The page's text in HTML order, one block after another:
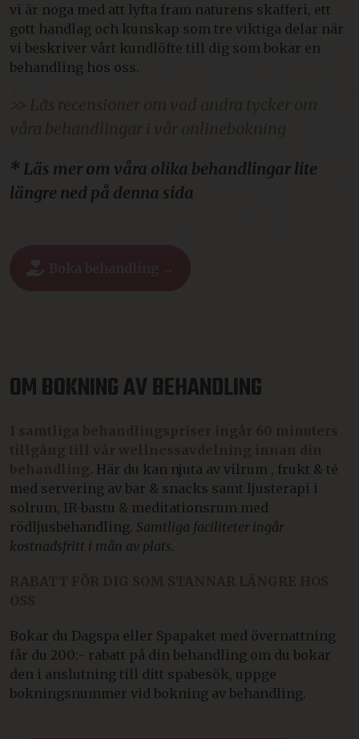
vi är noga med att lyfta fram naturens skafferi, ett
gott handlag och kunskap som tre viktiga delar när
vi beskriver vårt kundlöfte till dig som bokar en
behandling hos oss.
>> Läs recensioner om vad andra tycker om
våra behandlingar i vår onlinebokning
* Läs mer om våra olika behandlingar lite
längre ned på denna sida
OM BOKNING AV BEHANDLING
I samtliga behandlingspriser ingår 60 minuters
tillgång till vår wellnessavdelning innan din
behandling. Här du kan njuta av vilrum , frukt & té
med servering av bar & snacks samt ljusterapi i
solrum, IR-bastu & meditationsrum med
rödljusbehandling. Samtliga faciliteter ingår
kostnadsfritt i mån av plats.
RABATT FÖR DIG SOM STANNAR LÄNGRE HOS
OSS
Bokar du Dagspa eller Spapaket med övernattning
får du 200:- rabatt på din behandling om du bokar
den i anslutning till ditt spabesök, uppge
bokningsnummer vid bokning av behandling.